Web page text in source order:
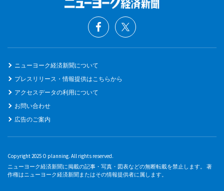
ニューヨーク経済新聞について
プレスリリース・情報提供はこちらから
アクセスデータの利用について
お問い合わせ
広告のご案内
Copyright 2025 O planning. All rights reserved.
ニューヨーク経済新聞に掲載の記事・写真・図表などの無断転載を禁止します。 著
作権はニューヨーク経済新聞またはその情報提供者に属します。